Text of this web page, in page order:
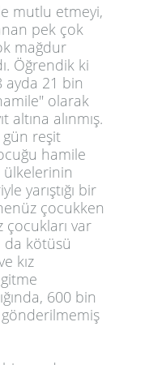
mutlu etmeyi,
pek çok
mağdur
Öğrendik ki
ayda 21 bin
olarak
altına alınmış.
reşit
hamile
ülkelerinin
yarıştığı bir
çocukken
çocukları var
da kötüsü
kız
600 bin